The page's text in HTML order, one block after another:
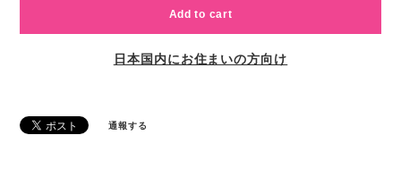
Add to cart
日本国内にお住まいの方向け
通報する